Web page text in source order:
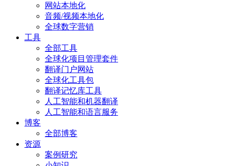
网站本地化
音频/视频本地化
全球数字营销
工具
全部工具
全球化项目管理套件
翻译门户网站
全球化工具包
翻译记忆库工具
人工智能和机器翻译
人工智能和语言服务
博客
全部博客
资源
案例研究